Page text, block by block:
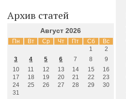
Архив статей
Август 2026
Пн Вт Ср Чт Пт Сб Вс
1
2
3
4 5 6 7 8
9
10
11 12 13 14 15
16
17
18 19 20 21 22
23
24
25 26 27 28 29
30
31